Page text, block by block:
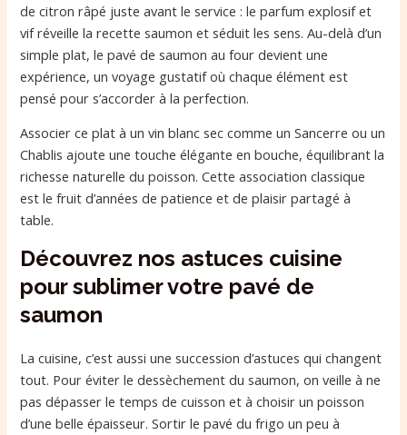
de citron râpé juste avant le service : le parfum explosif et
vif réveille la recette saumon et séduit les sens. Au-delà d’un
simple plat, le pavé de saumon au four devient une
expérience, un voyage gustatif où chaque élément est
pensé pour s’accorder à la perfection.
Associer ce plat à un vin blanc sec comme un Sancerre ou un
Chablis ajoute une touche élégante en bouche, équilibrant la
richesse naturelle du poisson. Cette association classique
est le fruit d’années de patience et de plaisir partagé à
table.
Découvrez nos astuces cuisine
pour sublimer votre pavé de
saumon
La cuisine, c’est aussi une succession d’astuces qui changent
tout. Pour éviter le dessèchement du saumon, on veille à ne
pas dépasser le temps de cuisson et à choisir un poisson
d’une belle épaisseur. Sortir le pavé du frigo un peu à